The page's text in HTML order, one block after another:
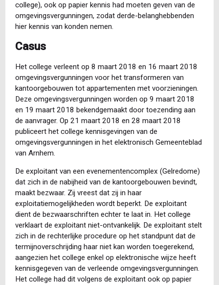
college), ook op papier kennis had moeten geven van de
omgevingsvergunningen, zodat derde-belanghebbenden
hier kennis van konden nemen.
Casus
Het college verleent op 8 maart 2018 en 16 maart 2018
omgevingsvergunningen voor het transformeren van
kantoorgebouwen tot appartementen met voorzieningen.
Deze omgevingsvergunningen worden op 9 maart 2018
en 19 maart 2018 bekendgemaakt door toezending aan
de aanvrager. Op 21 maart 2018 en 28 maart 2018
publiceert het college kennisgevingen van de
omgevingsvergunningen in het elektronisch Gemeenteblad
van Arnhem.
De exploitant van een evenementencomplex (Gelredome)
dat zich in de nabijheid van de kantoorgebouwen bevindt,
maakt bezwaar. Zij vreest dat zij in haar
exploitatiemogelijkheden wordt beperkt. De exploitant
dient de bezwaarschriften echter te laat in. Het college
verklaart de exploitant niet-ontvankelijk. De exploitant stelt
zich in de rechterlijke procedure op het standpunt dat de
termijnoverschrijding haar niet kan worden toegerekend,
aangezien het college enkel op elektronische wijze heeft
kennisgegeven van de verleende omgevingsvergunningen.
Het college had dit volgens de exploitant ook op papier